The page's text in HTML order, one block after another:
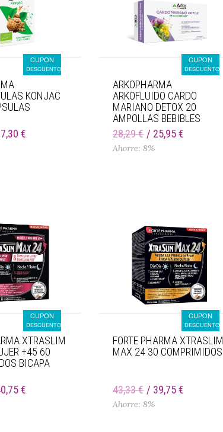
CUPON
DESCUENTO
KONJAC
€
CUPON
DESCUENTO
ARKOPHARMA
ARKOFLUIDO CARDO
MARIANO DETOX 20
AMPOLLAS BEBIBLES
28,29 €
25,95 €
Ahorre: 8%
CUPON
DESCUENTO
XTRASLIM
+45 60
BICAPA
€
CUPON
DESCUENTO
FORTE PHARMA XTRASLIM
MAX 24 30 COMPRIMIDOS
43,33 € 39,75 €
Ahorre: 8%